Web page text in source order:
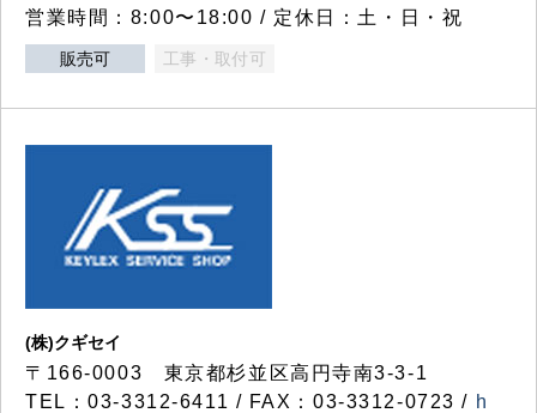
営業時間：8:00〜18:00 / 定休日：土・日・祝
販売可 工事・取付可
(株)クギセイ
〒166-0003 東京都杉並区高円寺南3-3-1
TEL：03-3312-6411 / FAX：03-3312-0723 / h